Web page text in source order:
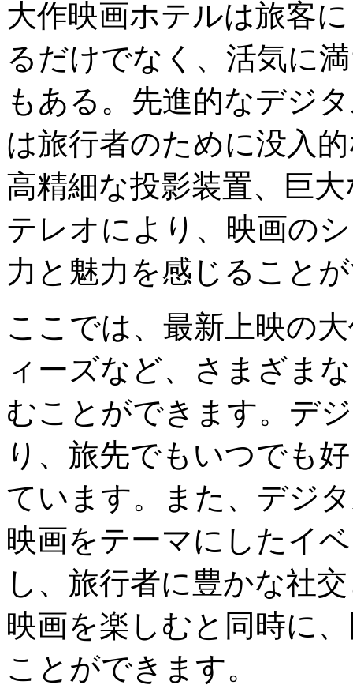
大作映画ホテルは旅客
るだけでなく、活気に
もある。先進的なデジ
は旅行者のために没入
高精細な投影装置、巨
テレオにより、映画の
力と魅力を感じること
ここでは、最新上映の
ィーズなど、さまざま
むことができます。デ
り、旅先でもいつでも
ています。また、デジ
映画をテーマにしたイ
し、旅行者に豊かな社
映画を楽しむと同時に
ことができます。